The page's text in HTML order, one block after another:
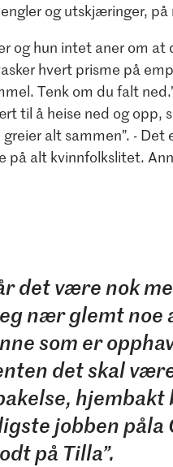
og utskjæringer, på
og hun intet aner om
hvert prisme på
Tenk om du falt
til å heise ned og opp,
alt sammen”. -
på alt kvinnfolkslitet.
det være nok
nær glemt noe
som er
det skal
jobben
på Tilla”.